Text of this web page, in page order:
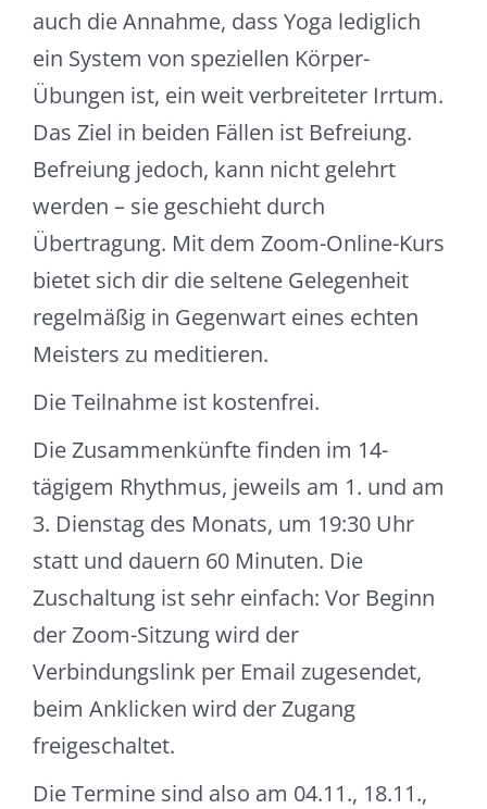
auch die Annahme, dass Yoga lediglich
ein System von speziellen Körper-
Übungen ist, ein weit verbreiteter Irrtum.
Das Ziel in beiden Fällen ist Befreiung.
Befreiung jedoch, kann nicht gelehrt
werden – sie geschieht durch
Übertragung. Mit dem Zoom-Online-Kurs
bietet sich dir die seltene Gelegenheit
regelmäßig in Gegenwart eines echten
Meisters zu meditieren.
Die Teilnahme ist kostenfrei.
Die Zusammenkünfte finden im 14-
tägigem Rhythmus, jeweils am 1. und am
3. Dienstag des Monats, um 19:30 Uhr
statt und dauern 60 Minuten. Die
Zuschaltung ist sehr einfach: Vor Beginn
der Zoom-Sitzung wird der
Verbindungslink per Email zugesendet,
beim Anklicken wird der Zugang
freigeschaltet.
Die Termine sind also am 04.11., 18.11.,